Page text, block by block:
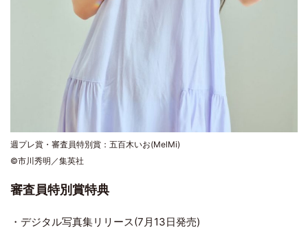
週プレ賞・審査員特別賞：五百木いお(MelMi)
©市川秀明／集英社
審査員特別賞特典
・デジタル写真集リリース(7月13日発売)